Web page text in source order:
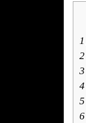
1
2
3
4
5
6